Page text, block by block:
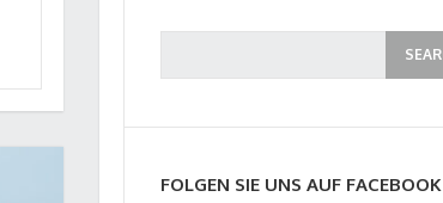
FOLGEN SIE UNS AUF FACEBOOK